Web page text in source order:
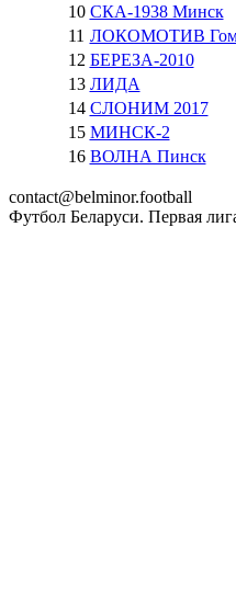
10 СКА-1938 Минск
11 ЛОКОМОТИВ
12 БЕРЕЗА-2010
13 ЛИДА
14 СЛОНИМ 2017
15 МИНСК-2
16 ВОЛНА Пинск
contact@belminor.football
Футбол Беларуси. Первая